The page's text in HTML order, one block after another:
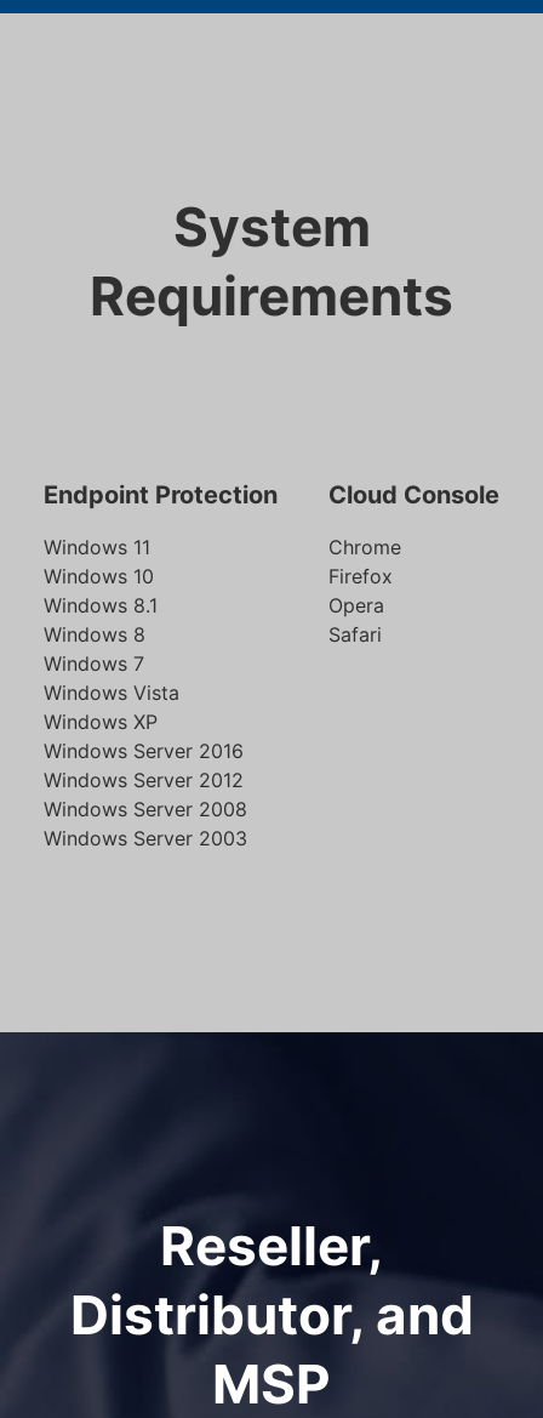
System
Requirements
Endpoint Protection
Windows 11
Windows 10
Windows 8.1
Windows 8
Windows 7
Windows Vista
Windows XP
Windows Server 2016
Windows Server 2012
Windows Server 2008
Windows Server 2003
Cloud Console
Chrome
Firefox
Opera
Safari
Reseller,
Distributor, and
MSP